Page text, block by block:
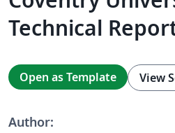
Technical
Open as Template View
Author: